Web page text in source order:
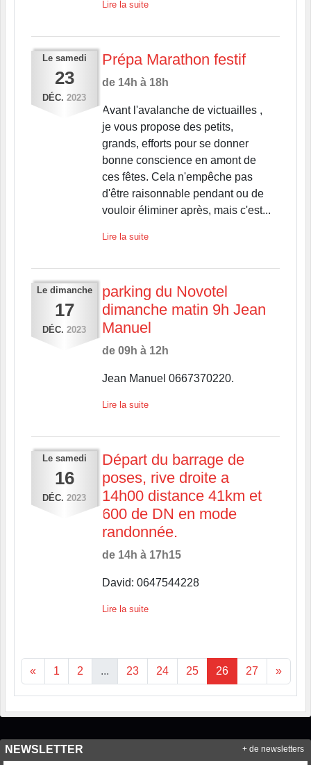
Lire la suite
Le samedi
23
DÉC. 2023
Prépa Marathon festif
de 14h à 18h
Avant l'avalanche de victuailles ,
je vous propose des petits,
grands, efforts pour se donner
bonne conscience en amont de
ces fêtes. Cela n'empêche pas
d'être raisonnable pendant ou de
vouloir éliminer après, mais c'est...
Lire la suite
Le dimanche
17
DÉC. 2023
parking du Novotel
dimanche matin 9h Jean
Manuel
de 09h à 12h
Jean Manuel 0667370220.
Lire la suite
Le samedi
16
DÉC. 2023
Départ du barrage de
poses, rive droite a
14h00 distance 41km et
600 de DN en mode
randonnée.
de 14h à 17h15
David: 0647544228
Lire la suite
« 1 2 ... 23 24 25 26 27 »
NEWSLETTER + de newsletters